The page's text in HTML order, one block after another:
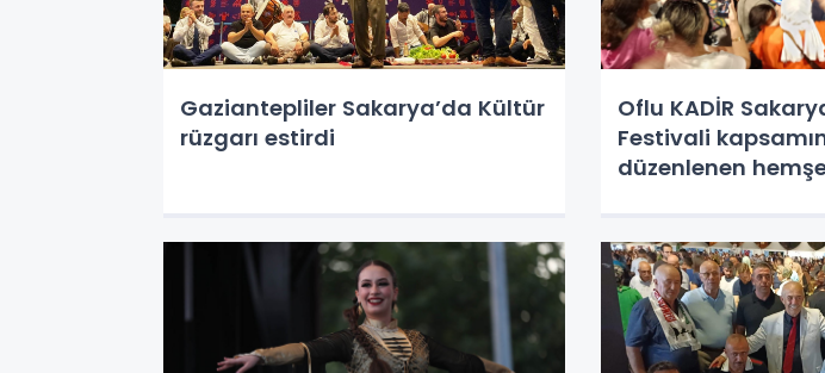
Gaziantepliler Sakarya’da Kültür
rüzgarı estirdi
Oflu KADİR
Festivali
düzenlenen
Salladı.